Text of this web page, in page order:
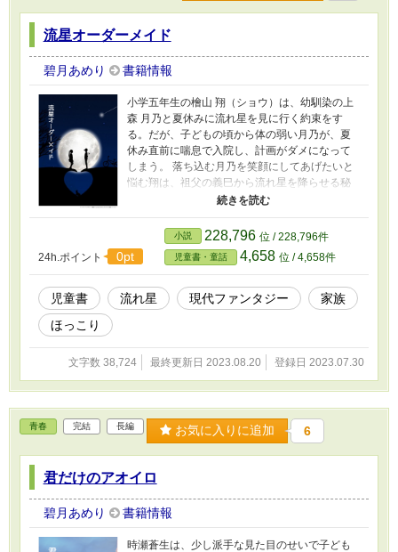
流星オーダーメイド
碧月あめり 書籍情報
小学五年生の檜山 翔（ショウ）は、幼馴染の上
森 月乃と夏休みに流れ星を見に行く約束をす
る。だが、子どもの頃から体の弱い月乃が、夏
休み直前に喘息で入院し、計画がダメになって
しまう。 落ち込む月乃を笑顔にしてあげたいと
悩む翔は、祖父の義巳から流れ星を降らせる秘
密機関の存在を知らされる。その組織の存在は
りと知られていて、お金を払ってオーダーすれ
ば、好きなときに好きな場所に好きな数だけ流
れ星を降らせることができるらしい。 半信半疑
で翔が秘密機関にコンタクトを取ってみると、
祖父の言うとおり、流れ星のオーダーサービス
を受け付けてくれて……。
24h.ポイント 0pt
小説 228,796 位 / 228,796件
児童書・童話 4,658 位 / 4,658件
児童書 流れ星 現代ファンタジー
家族
ほっこり
文字数 38,724 最終更新日 2023.08.20 登録日 2023.07.30
青春 完結 長編 お気に入りに追加 6
君だけのアオイロ
碧月あめり 書籍情報
時瀬蒼生は、少し派手な見た目のせいで子ども